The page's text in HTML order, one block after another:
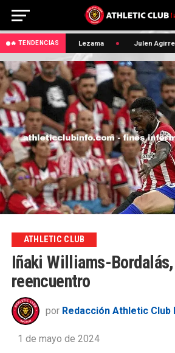
🔥 TENDENCIAS
Edin Terzic Lezama Julen
ATHLETIC CLUB
Iñaki Williams-Bordalás,
reencuentro
por Redacción Athletic Club
1 de mayo de 2024